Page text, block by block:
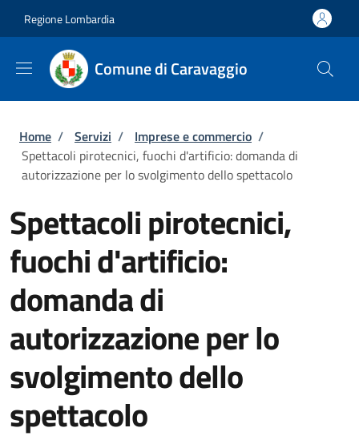
Regione Lombardia
Comune di Caravaggio
Briciole di pane
Home / Servizi / Imprese e commercio /
Spettacoli pirotecnici, fuochi d'artificio: domanda di
autorizzazione per lo svolgimento dello spettacolo
Spettacoli pirotecnici,
fuochi d'artificio:
domanda di
autorizzazione per lo
svolgimento dello
spettacolo